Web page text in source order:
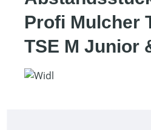
Profi Mulcher
TSE M Junior